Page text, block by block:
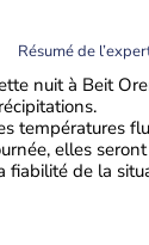
Résumé de
nuit à Beit
températures
elles
fiabilité de la